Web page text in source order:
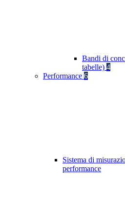
Bandi di
tabelle) 4
Performance 6
Sistema di
performance